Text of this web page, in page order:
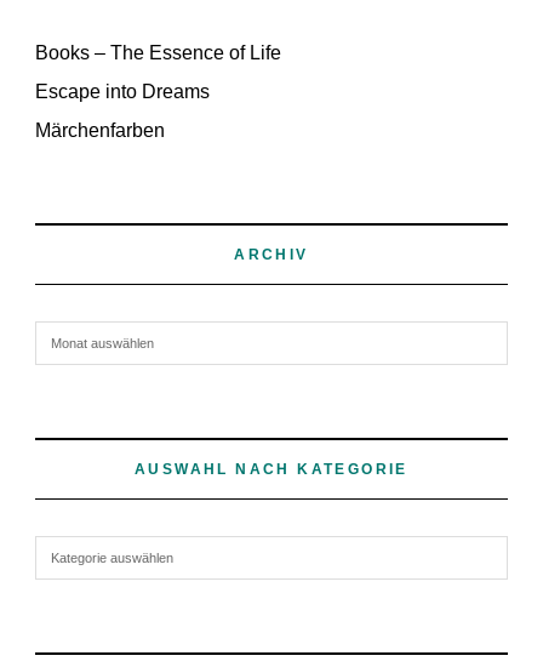
Books – The Essence of Life
Escape into Dreams
Märchenfarben
ARCHIV
AUSWAHL NACH KATEGORIE